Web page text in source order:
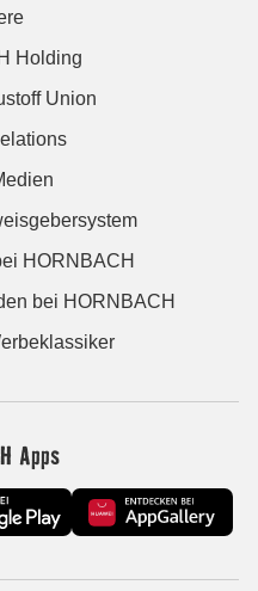
Holding
Union
HORNBACH
bei HORNBACH
Apps